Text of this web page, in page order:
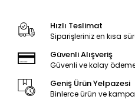
Hızlı Teslimat
Siparişleriniz en kısa
Güvenli Alışveriş
Güvenli ve kolay
Geniş Ürün Yelpazesi
Binlerce ürün ve